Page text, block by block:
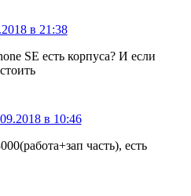
в 21:38
SE есть корпуса? И если
в 10:46
часть), есть